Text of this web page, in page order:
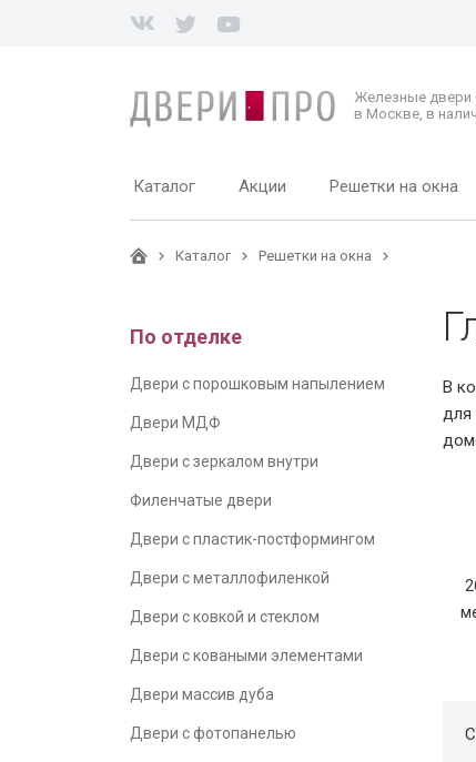
Железные двери
в Москве, в
Каталог Акции Решетки на окна
Каталог Решетки на окна
По отделке
Двери с порошковым напылением
Двери МДФ
Двери с зеркалом внутри
Филенчатые двери
Двери с пластик-постформингом
Двери с металлофиленкой
Двери с ковкой и стеклом
Двери с коваными элементами
Двери массив дуба
Двери с фотопанелью
В
для